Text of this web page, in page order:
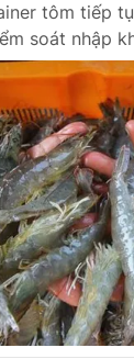
mọi hình thức
Ghi rõ nguồn
tôm tiếp
soát nhập